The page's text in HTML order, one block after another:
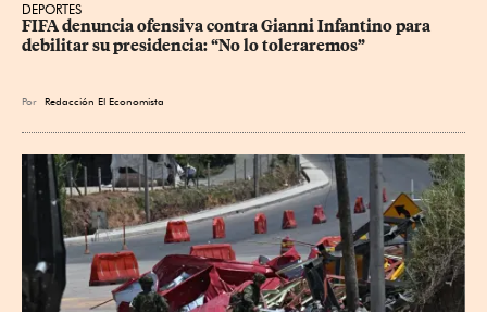
DEPORTES
FIFA denuncia ofensiva contra Gianni Infantino para
debilitar su presidencia: “No lo toleraremos”
Por Redacción El Economista